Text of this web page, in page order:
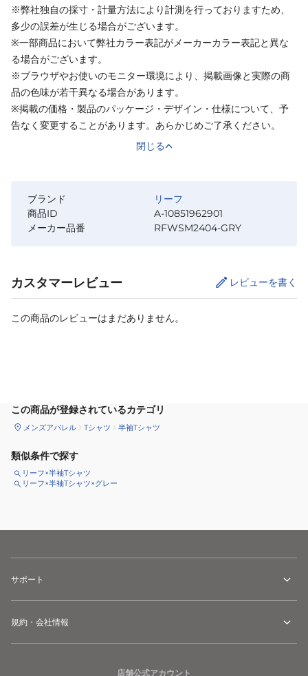
※弊社独自の採寸・計量方法により計測を行っておりますため、
多少の誤差が生じる場合がございます。
※一部商品において弊社カラー表記がメーカーカラー表記と異な
る場合がございます。
※ブラウザやお使いのモニター環境により、掲載画像と実際の商
品の色味が若干異なる場合があります。
※掲載の価格・製品のパッケージ・デザイン・仕様について、予
告なく変更することがあります。あらかじめご了承ください。
閉じる
ブランド
リーフ
商品ID
A-10851962901
メーカー品番
RFWSM2404-GRY
カスタマーレビュー レビューを書く
この商品のレビューはまだありません。
この商品が登録されているカテゴリ
メンズアパレル Tシャツ 半袖Tシャツ
類似条件で探す
リーフ×半袖Tシャツ
リーフ×半袖Tシャツ×グレー
サポート
規約・会社情報
店舗公式アカウント